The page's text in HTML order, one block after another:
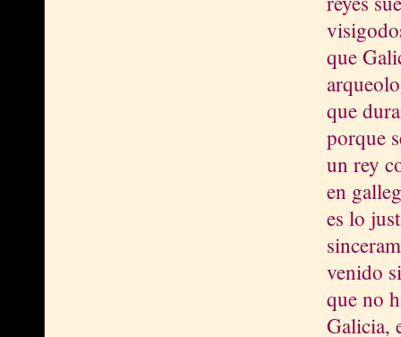
que
que
porque
un rey
en
es lo
venido
que no
Galicia,